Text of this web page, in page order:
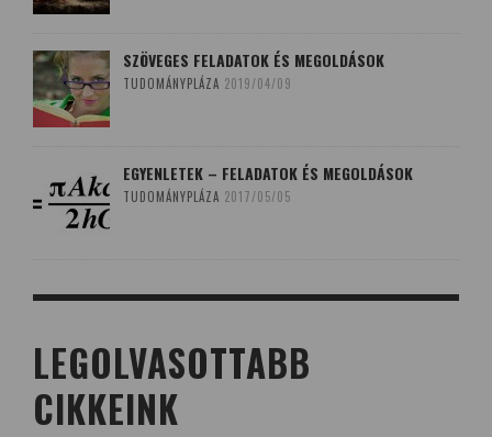
SZÖVEGES FELADATOK ÉS MEGOLDÁSOK
TUDOMÁNYPLÁZA 2019/04/09
EGYENLETEK – FELADATOK ÉS MEGOLDÁSOK
TUDOMÁNYPLÁZA 2017/05/05
LEGOLVASOTTABB
CIKKEINK